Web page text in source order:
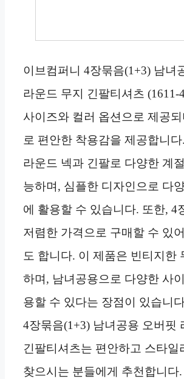
이브컴퍼니 4장묶음(1+3) 남녀
라운드 무지 긴팔티셔츠 (1611-
사이즈와 컬러 옵션으로 제공
로 편안한 착용감을 제공합니
라운드 넥과 긴팔로 다양한 계
능하며, 심플한 디자인으로 다
에 활용할 수 있습니다. 또한, 4
저렴한 가격으로 구매할 수 있
도 합니다. 이 제품은 빈티지한
하며, 남녀공용으로 다양한 사
용할 수 있다는 장점이 있습니
4장묶음(1+3) 남녀공용 오버핏
긴팔티셔츠는 편안하고 스타일
찾으시는 분들에게 추천합니다.